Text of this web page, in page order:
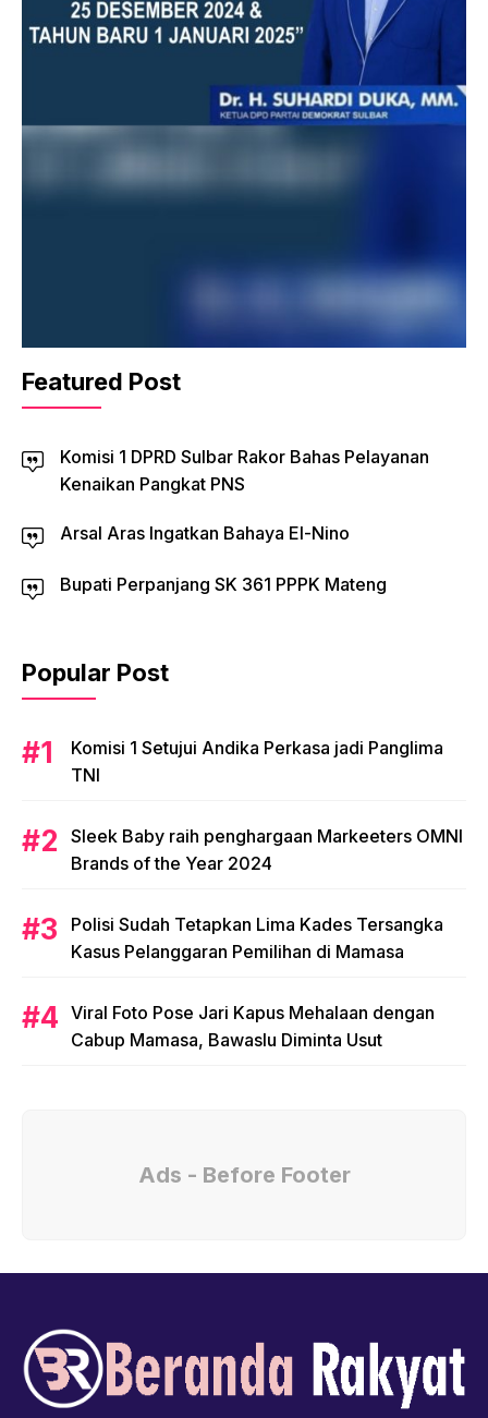
Featured Post
Komisi 1 DPRD Sulbar Rakor Bahas Pelayanan
Kenaikan Pangkat PNS
Arsal Aras Ingatkan Bahaya El-Nino
Bupati Perpanjang SK 361 PPPK Mateng
Popular Post
Komisi 1 Setujui Andika Perkasa jadi Panglima
TNI
Sleek Baby raih penghargaan Markeeters OMNI
Brands of the Year 2024
Polisi Sudah Tetapkan Lima Kades Tersangka
Kasus Pelanggaran Pemilihan di Mamasa
Viral Foto Pose Jari Kapus Mehalaan dengan
Cabup Mamasa, Bawaslu Diminta Usut
Ads - Before Footer